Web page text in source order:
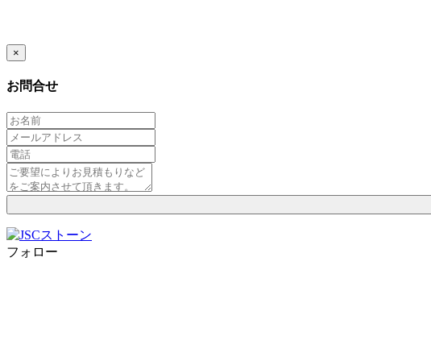
×
お問合せ
フォロー